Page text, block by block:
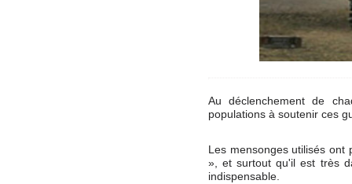
Au déclenchement de
populations à soutenir ces
Les mensonges utilisés ont
», et surtout qu'il est très
indispensable.